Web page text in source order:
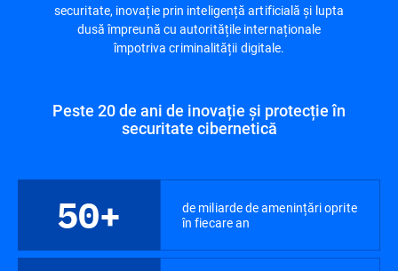
securitate, inovație prin inteligență artificială și lupta
dusă împreună cu autoritățile internaționale
împotriva criminalității digitale.
Peste 20 de ani de inovație și protecție în
securitate cibernetică
50+
de miliarde de amenințări oprite
în fiecare an